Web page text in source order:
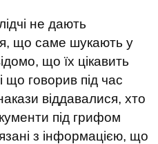
не дають
що саме шукають у
що їх цікавить
що говорив під час
віддавалися, хто
під грифом
з інформацією, що